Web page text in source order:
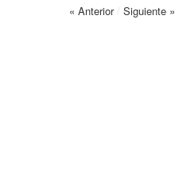
« Anterior / Siguiente »